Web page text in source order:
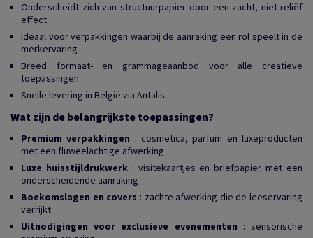
Onderscheidt zich van structuurpapier door een zacht, niet-reliëf
effect
Ideaal voor verpakkingen waarbij de aanraking een rol speelt in de
merkervaring
Breed formaat- en grammageaanbod voor alle creatieve
toepassingen
Snelle levering in België via Antalis
Wat zijn de belangrijkste toepassingen?
Premium verpakkingen : cosmetica, parfum en luxeproducten
met een fluweelachtige afwerking
Luxe huisstijldrukwerk: visitekaartjes en briefpapier met een
onderscheidende aanraking
Boekomslagen en covers : zachte afwerking die de leeservaring
verrijkt
Uitnodigingen voor exclusieve evenementen : sensorische